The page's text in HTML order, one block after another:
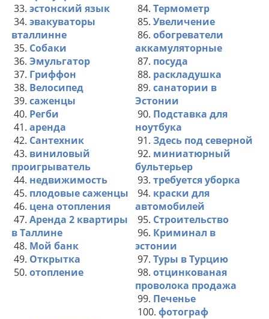
33. эстонский язык
34. эвакуваторы
вталлинне
35. Собаки
36. Эмульгатор
37. Гриффон
38. Велосипед
39. саженцы
40. Регби
41. аренда
42. Сантехник
43. виниловый
проигрыватель
44. недвижимость
45. плодовые саженцы
46. цена отопления
47. Аренда 2 квартиры
в Таллине
48. Мой банк
49. Открытка
50. отопление
84. Термометр
85. Увеличение
86. обогреватели
аккамуляторные
87. посуда
88. раскладушка
89. санатории в
Эстонии
90. Подставка для
ноутбука
91. Здесь под северной
92. миниатюрный
бультерьер
93. требуется уборка
94. краски для
автомобилей
95. Строительство
96. Криминал в
эстонии
97. Туры в Турцию
98. отцинкованая
проволока продажа
99. Печенье
100. фотограф